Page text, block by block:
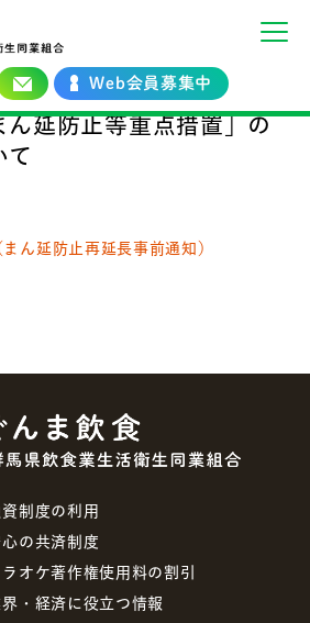
Web会員募集中
ん延防止等重点措置」の
て
ん延防止再延長事前通知）
制度の利用
の共済制度
オケ著作権使用料の割引
・経済に役立つ情報